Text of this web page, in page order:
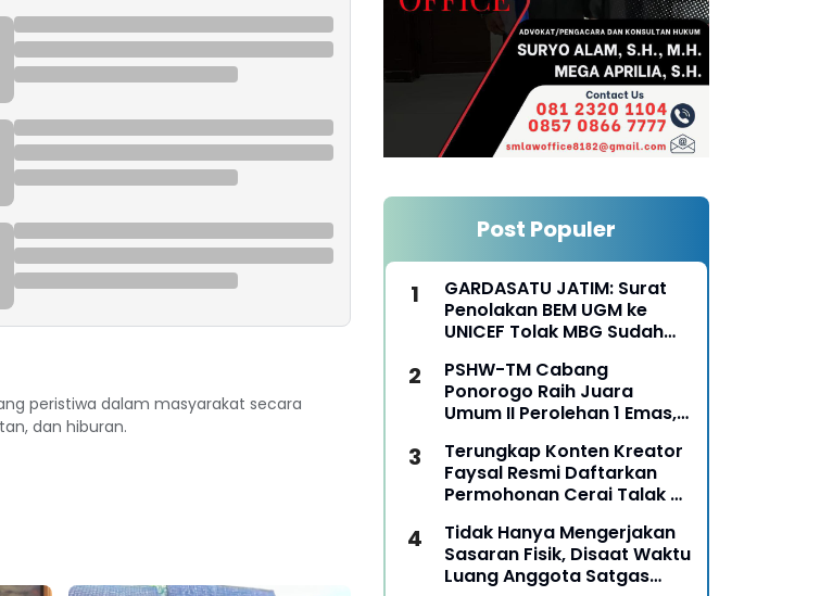
peristiwa dalam masyarakat secara
dan hiburan.
Post Populer
GARDASATU JATIM: Surat
Penolakan BEM UGM ke
UNICEF Tolak MBG Sudah
PSHW-TM Cabang
Ponorogo Raih Juara
Umum II Perolehan 1 Emas,
pada Kejurkab IPSI
Ponorogo Tahun 2026
Terungkap Konten Kreator
Faysal Resmi Daftarkan
Permohonan Cerai Talak Di
Ponorogo
Tidak Hanya Mengerjakan
Sasaran Fisik, Disaat Waktu
Luang Anggota Satgas